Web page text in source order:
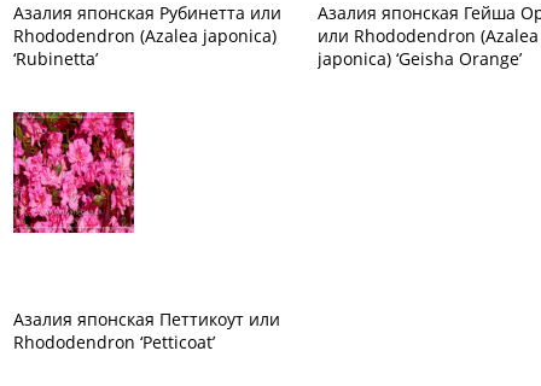
Азалия японская Рубинетта или
Rhododendron (Azalea japonica)
‘Rubinetta’
Азалия японская Гейша
или Rhododendron (Azalea
japonica) ‘Geisha Orange’
Азалия японская Петтикоут или
Rhododendron ‘Petticoat’